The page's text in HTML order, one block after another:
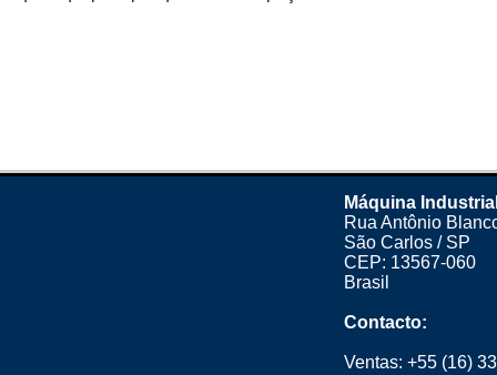
Máquina
Rua Antônio
São Carlos / SP
CEP: 13567-060
Brasil
Contacto:
Ventas: +55 (16)